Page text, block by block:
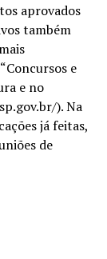
aprovados
também
e
e no
). Na
já feitas,
de